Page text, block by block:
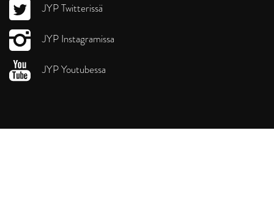
JYP Twitterissä
JYP Instagramissa
JYP Youtubessa